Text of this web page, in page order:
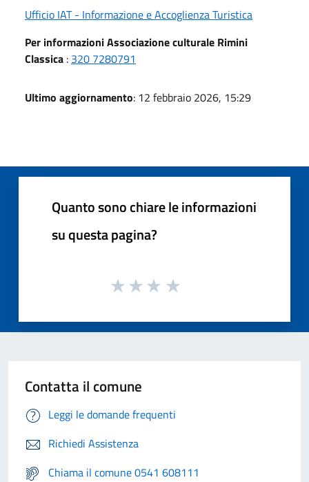
Ufficio IAT - Informazione e Accoglienza Turistica
Per informazioni Associazione culturale Rimini
Classica : 320 7280791
Ultimo aggiornamento: 12 febbraio 2026, 15:29
Quanto sono chiare le informazioni
su questa pagina?
Contatta il comune
Leggi le domande frequenti
Richiedi Assistenza
Chiama il comune 0541 608111